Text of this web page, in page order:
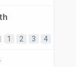
1 2 3 4